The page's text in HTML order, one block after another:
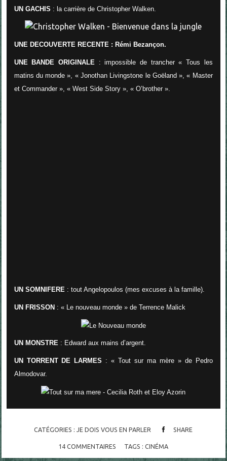
UN GACHIS : la carrière de Christopher Walken.
UNE DECOUVERTE RECENTE : Rémi Bezançon.
UNE BANDE ORIGINALE : impossible de trancher « Tous les
matins du monde », « Jonothan Livingstone le Goëland », « Master
et Commander », « West Side Story », « O’brother ».
UN SOMNIFERE : tout Angelopoulos (mes excuses à la famille).
UN FRISSON : « Le nouveau monde » de Terrence Malick
UN MONSTRE: Edward aux mains d’argent.
UN TORRENT DE LARMES : « Tout sur ma mère » de Pedro
Almodovar.
CATÉGORIES :JE DOIS VOUS EN PARLER SHARE
14 COMMENTAIRES TAGS : CINÉMA